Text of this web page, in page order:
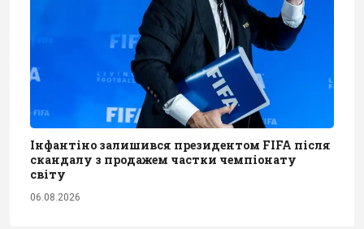
Інфантіно залишився президентом FIFA після
скандалу з продажем частки чемпіонату
світу
06.08.2026